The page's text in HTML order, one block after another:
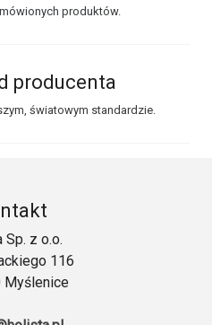
produktów.
producenta
światowym standardzie.
Sp. z o.o.
116
Myślenice